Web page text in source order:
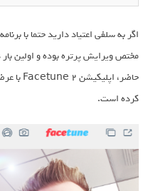
کرده است.